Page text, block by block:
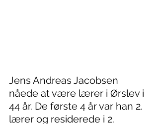
Jens Andreas Jacobsen
nåede at være lærer i Ørslev i
44 år. De første 4 år var han 2.
lærer og residerede i 2.